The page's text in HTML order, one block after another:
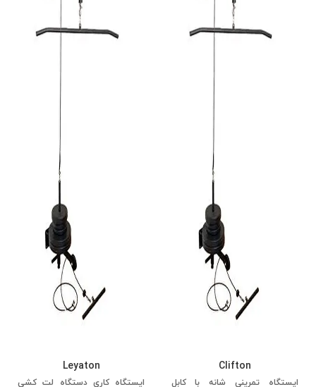
Clifton
ایستگاه تمرینی شانه با کابل
Leyaton
ایستگاه کاری دستگاه لت کشی